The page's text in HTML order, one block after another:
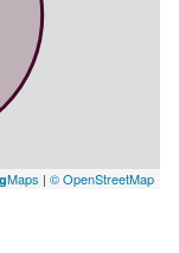
Maps | © OpenStreetMap